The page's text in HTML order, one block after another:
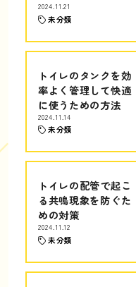
2024.11.21
未分類
トイレのタンクを効
率よく管理して快適
に使うための方法
2024.11.14
未分類
トイレの配管で起こ
る共鳴現象を防ぐた
めの対策
2024.11.12
未分類